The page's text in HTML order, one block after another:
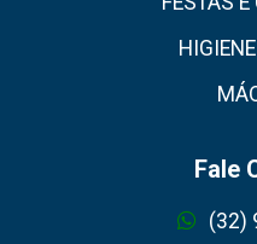
Fale
(32)